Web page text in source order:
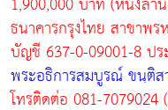
ธนาคารกรุงไทย สาขาพ
บัญชี 637-0-09001-8 ป
พระอธิการสมบูรณ์ ขนฺติส
โทรติดต่อ 081-7079024